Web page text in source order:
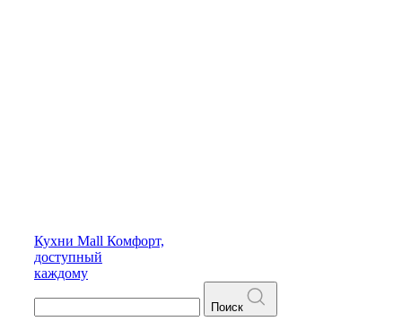
Кухни Mall Комфорт,
доступный
каждому
Поиск